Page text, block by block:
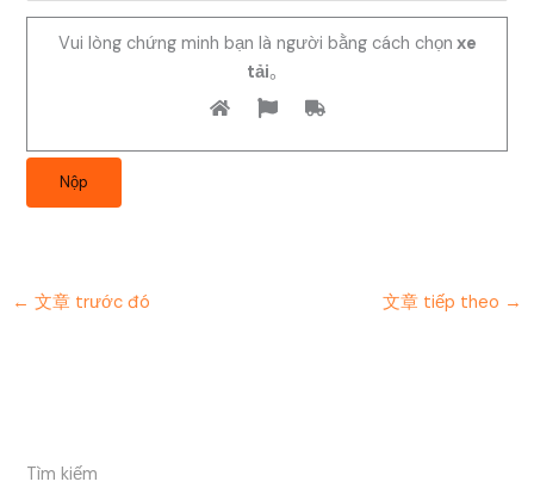
Tìm kiếm
Vui lòng chứng minh bạn là người bằng cách chọn xe
tải。
← 文章 trước đó 文章 tiếp theo →